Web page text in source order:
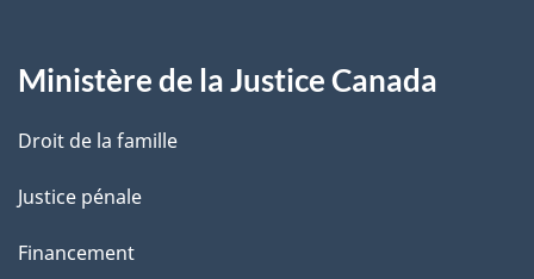
e
Ministère de la Justice Canada
Droit de la famille
Justice pénale
Financement